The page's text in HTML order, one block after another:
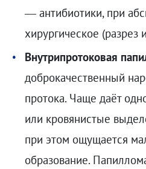
— антибиотики, при
хирургическое (разрез
Внутрипротоковая
доброкачественный
протока. Чаще даёт
или кровянистые
при этом ощущается
образование.